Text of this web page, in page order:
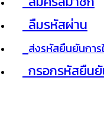
ลืมรหัสผ่าน
ส่งรหัสยืนยันการ
กรอกรหัสยืน